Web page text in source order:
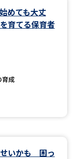
全国一斉進学調査
めても大丈
育てる保育者
育成
いかも 困っ